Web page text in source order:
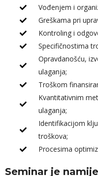
Vođenjem i
Greškama pri
Kontroling i
Specifičnostima
Opravdanošću,
ulaganja;
Troškom
Kvantitativnim
ulaganja;
Identifikacijom
troškova;
Procesima
Seminar je